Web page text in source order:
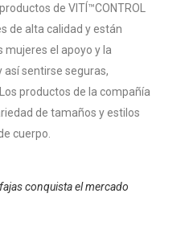
de VITÍ™CONTROL
de alta calidad y están
mujeres el apoyo y la
así sentirse seguras,
productos de la compañía
de tamaños y estilos
cuerpo.
conquista el mercado